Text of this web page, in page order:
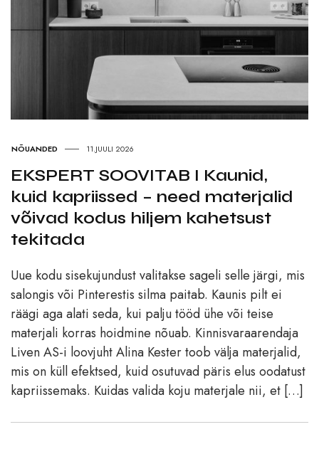
NÕUANDED 11.JUULI 2026
EKSPERT SOOVITAB I Kaunid,
kuid kapriissed – need materjalid
võivad kodus hiljem kahetsust
tekitada
Uue kodu sisekujundust valitakse sageli selle järgi, mis
salongis või Pinterestis silma paitab. Kaunis pilt ei
räägi aga alati seda, kui palju tööd ühe või teise
materjali korras hoidmine nõuab. Kinnisvaraarendaja
Liven AS-i loovjuht Alina Kester toob välja materjalid,
mis on küll efektsed, kuid osutuvad päris elus oodatust
kapriissemaks. Kuidas valida koju materjale nii, et […]